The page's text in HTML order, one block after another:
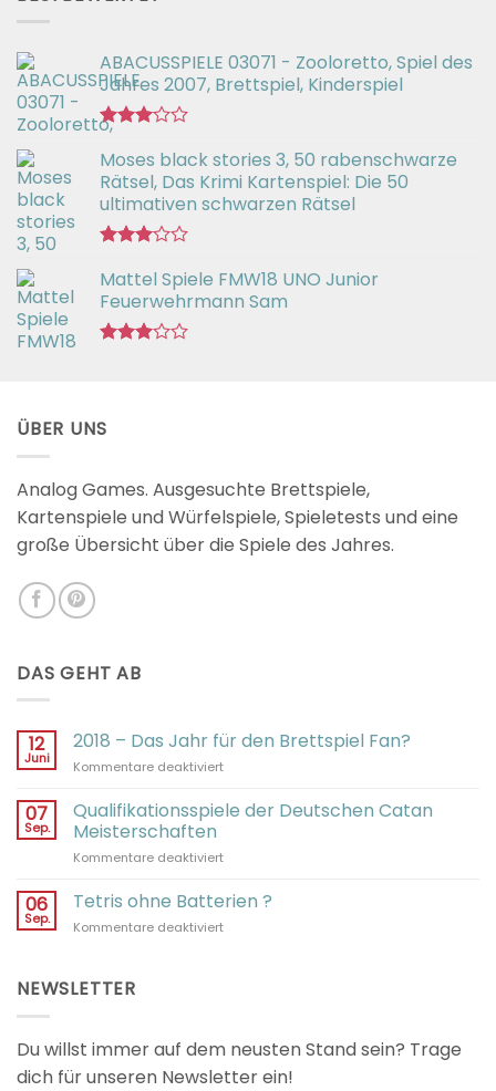
ABACUSSPIELE 03071 - Zooloretto, Spiel des
Jahres 2007, Brettspiel, Kinderspiel
mit
3.02
von 5
Moses black stories 3, 50 rabenschwarze
Rätsel, Das Krimi Kartenspiel: Die 50
ultimativen schwarzen Rätsel
mit
3.00
von 5
Mattel Spiele FMW18 UNO Junior
Feuerwehrmann Sam
ÜBER UNS
Analog Games. Ausgesuchte Brettspiele,
Kartenspiele und Würfelspiele, Spieletests und eine
große Übersicht über die Spiele des Jahres.
DAS GEHT AB
12
Juni
2018 – Das Jahr für den Brettspiel Fan?
Kommentare deaktiviertfür
–
Das
für
Brettspiel
07
Sep.
Qualifikationsspiele der Deutschen Catan
Meisterschaften
Kommentare deaktiviertfür
der
Deutschen
Catan
06
Sep.
Tetris ohne Batterien ?
Kommentare deaktiviertfür
NEWSLETTER
Du willst immer auf dem neusten Stand sein? Trage
dich für unseren Newsletter ein!